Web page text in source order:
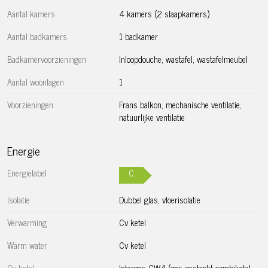
langs de Amstel.
Bereikbaarheid:
De ligging van het huis ten opzichte van het openbaar
afstand. Hier stap je op de Noord/Zuidlijn (metrolijn 52) of
een van de tramlijnen 3, 12 en 24, waardoor alle delen van
de stad gemakkelijk te bereiken zijn. Het fijne van deze
stad bent met de auto. De Pijp kan via diverse afritten van
de A10 binnen gereden worden.
– Eigen grond
– 4-kamer appartement op de eerste verdieping
Aantal kamers
4 kamers (2 slaapkamers)
Aantal badkamers
1 badkamer
Badkamervoorzieningen
Inloopdouche, wastafel, wastafelmeubel
Aantal woonlagen
1
Voorzieningen
Frans balkon, mechanische ventilatie,
natuurlijke ventilatie
Energie
Energielabel
C
Isolatie
Dubbel glas, vloerisolatie
Verwarming
Cv ketel
Warm water
Cv ketel